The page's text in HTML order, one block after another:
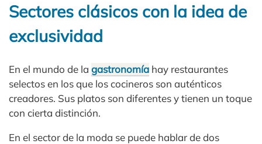
Sectores clásicos con la idea de
exclusividad
En el mundo de la gastronomía hay restaurantes
selectos en los que los cocineros son auténticos
creadores. Sus platos son diferentes y tienen un toque
con cierta distinción.
En el sector de la moda se puede hablar de dos